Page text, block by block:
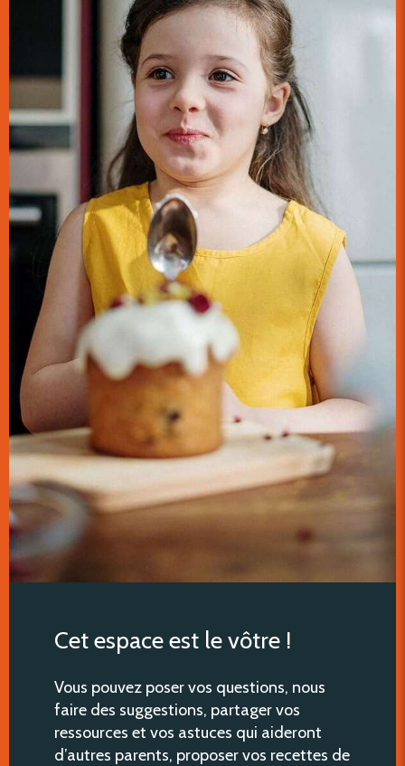
Cet espace est le vôtre !
Vous pouvez poser vos questions, nous
faire des suggestions, partager vos
ressources et vos astuces qui aideront
d’autres parents, proposer vos recettes de